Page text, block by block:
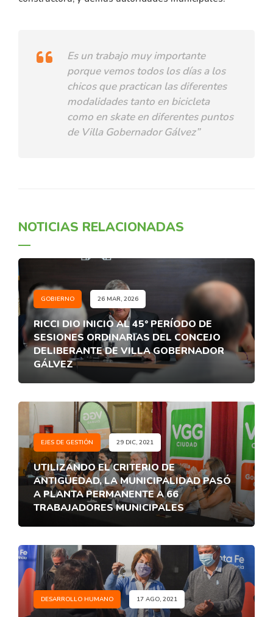
Es un trabajo muy importante
porque vemos todos los días a los
chicos que practican las diferentes
modalidades tanto en bicicleta
como en skate en diferentes puntos
de Villa Gobernador Gálvez”
NOTICIAS RELACIONADAS
GOBIERNO 26 MAR, 2026
RICCI DIO INICIO AL 45° PERÍODO DE
SESIONES ORDINARIAS DEL CONCEJO
DELIBERANTE DE VILLA GOBERNADOR
GÁLVEZ
EJES DE GESTIÓN 29 DIC, 2021
UTILIZANDO EL CRITERIO DE
ANTIGÜEDAD, LA MUNICIPALIDAD PASÓ
A PLANTA PERMANENTE A 66
TRABAJADORES MUNICIPALES
DESARROLLO HUMANO 17 AGO, 2021